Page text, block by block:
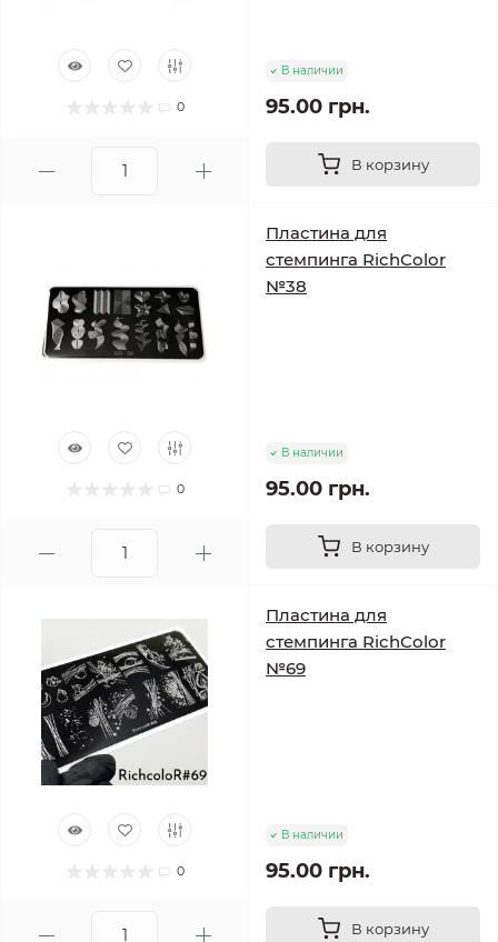
0
В наличии
95.00 грн.
В корзину
0
Пластина для
стемпинга RichColor
№38
В наличии
95.00 грн.
В корзину
0
Пластина для
стемпинга RichColor
№69
В наличии
95.00 грн.
В корзину